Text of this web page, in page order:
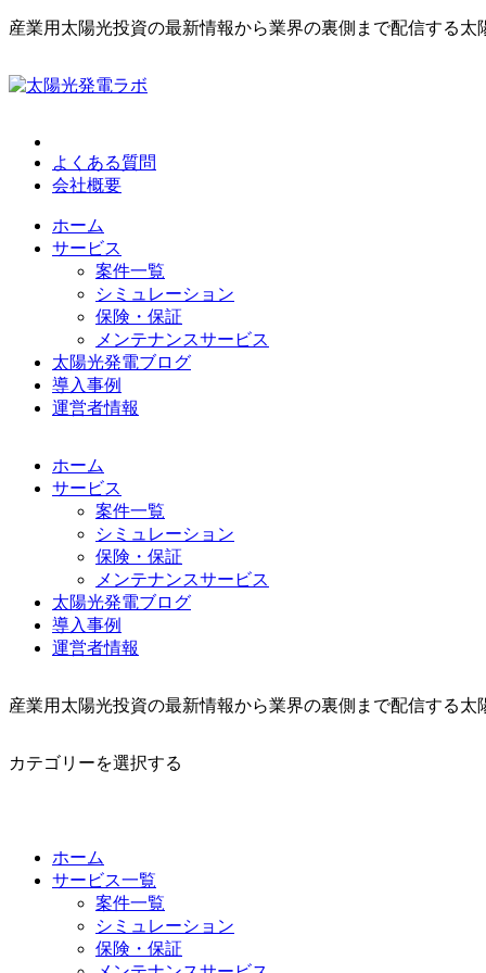
産業用太陽光投資の最新情報から業界の裏側まで配信する太
よくある質問
会社概要
ホーム
サービス
案件一覧
シミュレーション
保険・保証
メンテナンスサービス
太陽光発電ブログ
導入事例
運営者情報
ホーム
サービス
案件一覧
シミュレーション
保険・保証
メンテナンスサービス
太陽光発電ブログ
導入事例
運営者情報
産業用太陽光投資の最新情報から業界の裏側まで配信する太
カテゴリーを選択する
ホーム
サービス一覧
案件一覧
シミュレーション
保険・保証